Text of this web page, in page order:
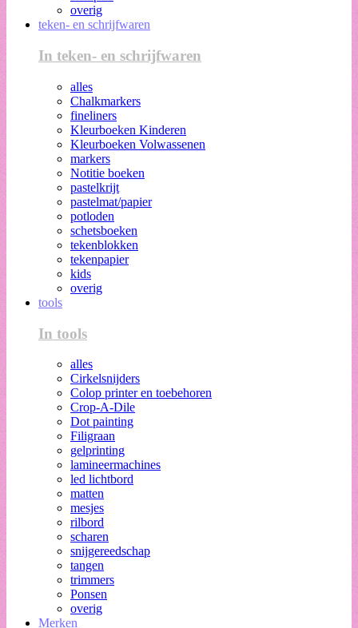
overig
teken- en schrijfwaren
In teken- en schrijfwaren
alles
Chalkmarkers
fineliners
Kleurboeken Kinderen
Kleurboeken Volwassenen
markers
Notitie boeken
pastelkrijt
pastelmat/papier
potloden
schetsboeken
tekenblokken
tekenpapier
kids
overig
tools
In tools
alles
Cirkelsnijders
Colop printer en toebehoren
Crop-A-Dile
Dot painting
Filigraan
gelprinting
lamineermachines
led lichtbord
matten
mesjes
rilbord
scharen
snijgereedschap
tangen
trimmers
Ponsen
overig
Merken